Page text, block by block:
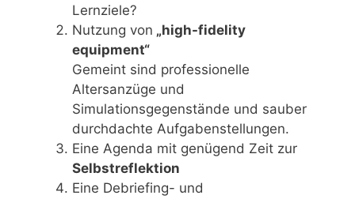
Lernziele?
Nutzung von „high-fidelity
equipment“
Gemeint sind professionelle
Altersanzüge und
Simulationsgegenstände und sauber
durchdachte Aufgabenstellungen.
Eine Agenda mit genügend Zeit zur
Selbstreflektion
Eine Debriefing- und